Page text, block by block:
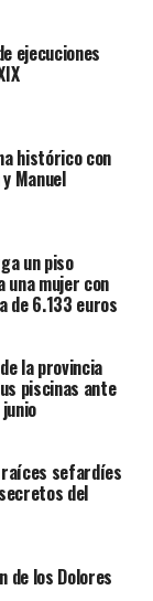
ejecuciones
histórico con
Manuel
un piso
una mujer con
de 6.133 euros
la provincia
piscinas ante
raíces sefardíes
del
de los Dolores